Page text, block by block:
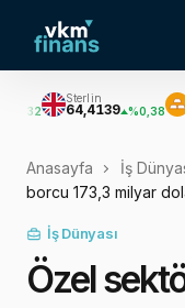
Sterlin
64,4139 %0,38
Gram
Anasayfa İş
borcu 173,3 milyar
İş Dünyası
Özel